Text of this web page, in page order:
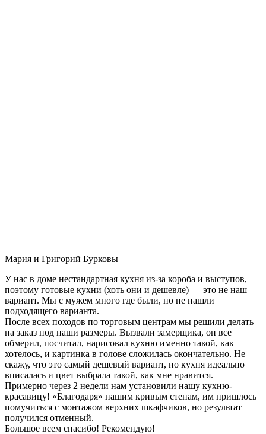
Мария и Григорий Бурковы
У нас в доме нестандартная кухня из-за короба и выступов,
поэтому готовые кухни (хоть они и дешевле) — это не наш
вариант. Мы с мужем много где были, но не нашли
подходящего варианта.
После всех походов по торговым центрам мы решили делать
на заказ под наши размеры. Вызвали замерщика, он все
обмерил, посчитал, нарисовал кухню именно такой, как
хотелось, и картинка в голове сложилась окончательно. Не
скажу, что это самый дешевый вариант, но кухня идеально
вписалась и цвет выбрала такой, как мне нравится.
Примерно через 2 недели нам установили нашу кухню-
красавицу! «Благодаря» нашим кривым стенам, им пришлось
помучиться с монтажом верхних шкафчиков, но результат
получился отменный.
Большое всем спасибо! Рекомендую!